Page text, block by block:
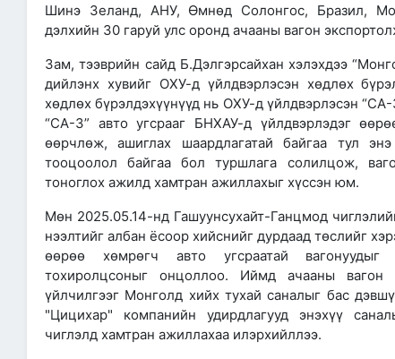
Шинэ Зеланд, АНУ, Өмнөд Солонгос, Бразил,
дэлхийн 30 гаруй улс оронд ачааны вагон
Зам, тээврийн сайд Б.Дэлгэрсайхан хэлэхдээ
дийлэнх хувийг ОХУ-д үйлдвэрлэсэн хөдлөх
хөдлөх бүрэлдэхүүнүүд нь ОХУ-д үйлдвэрлэсэн “СА-
“СА-3” авто угсрааг БНХАУ-д үйлдвэрлэдэг
өөрчлөж, ашиглах шаардлагатай байгаа тул энэ
тооцоолол байгаа бол туршлага солилцож,
тоноглох ажилд хамтран ажиллахыг хүссэн юм.
Мөн 2025.05.14-нд Гашуунсухайт-Ганцмод
нээлтийг албан ёсоор хийснийг дурдаад төслийг
өөрөө хөмрөгч авто угсраатай вагонуудыг
тохиролцсоныг онцоллоо. Иймд ачааны вагон
үйлчилгээг Монголд хийх тухай саналыг бас
"Цицихар" компанийн удирдлагууд энэхүү
чиглэлд хамтран ажиллахаа илэрхийллээ.